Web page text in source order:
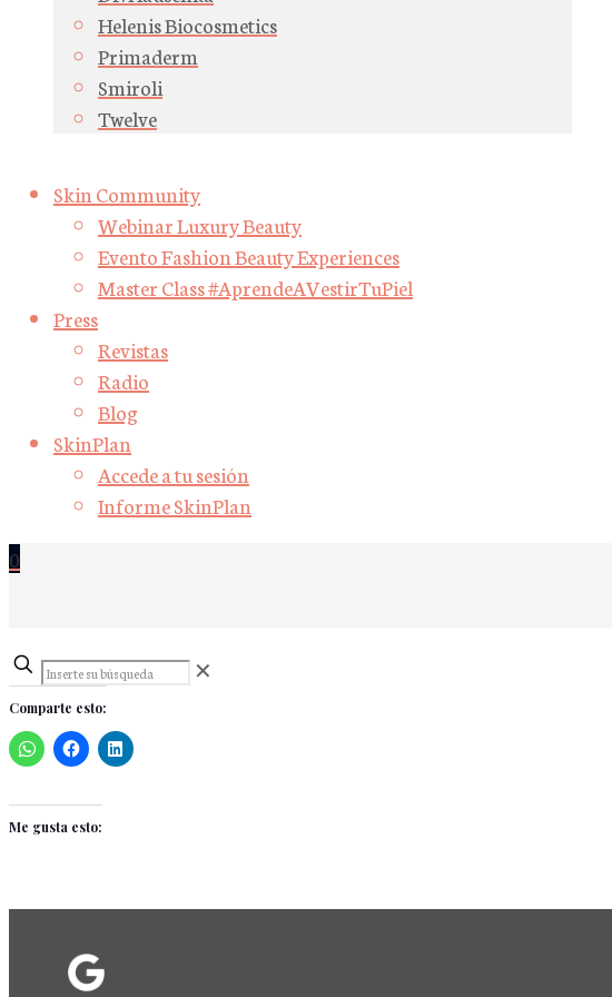
Helenis Biocosmetics
Primaderm
Smiroli
Twelve
Skin Community
Webinar Luxury Beauty
Evento Fashion Beauty Experiences
Master Class #AprendeAVestirTuPiel
Press
Revistas
Radio
Blog
SkinPlan
Accede a tu sesión
Informe SkinPlan
0
Inserte
su
búsqueda
✕
Comparte esto:
Me gusta esto: